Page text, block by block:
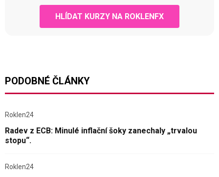
HLÍDAT KURZY NA ROKLENFX
PODOBNÉ ČLÁNKY
Roklen24
Radev z ECB: Minulé inflační šoky zanechaly „trvalou
stopu“.
Roklen24